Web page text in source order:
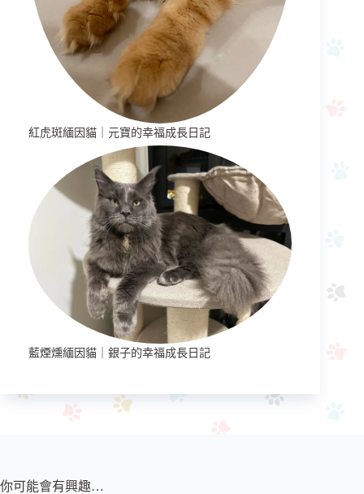
紅虎斑緬因貓｜元寶的幸福成長日記
藍煙燻緬因貓｜銀子的幸福成長日記
你可能會有興趣…